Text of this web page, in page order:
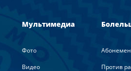
Мультимедиа
Фото
Видео
Против